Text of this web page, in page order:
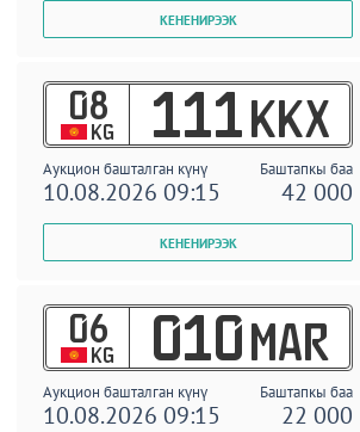
08
KG 111 KKX
Аукцион башталган күнү Баштапкы баа
10.08.2026 09:15 42 000
06
KG 010 MAR
Аукцион башталган күнү Баштапкы баа
10.08.2026 09:15 22 000